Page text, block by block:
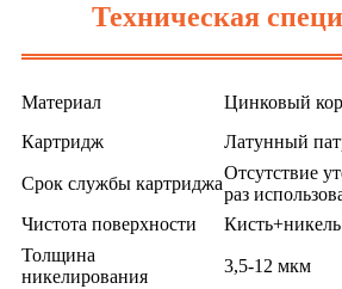
Техническая
Материал
Цинковый
Картридж
Латунный
Срок службы картриджа
Отсутствие
раз
Чистота поверхности
Кисть+никель
Толщина
никелирования
3,5-12 мкм